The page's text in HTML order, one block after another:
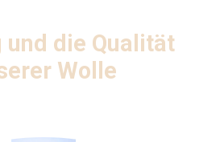
und die Qualität
Wolle